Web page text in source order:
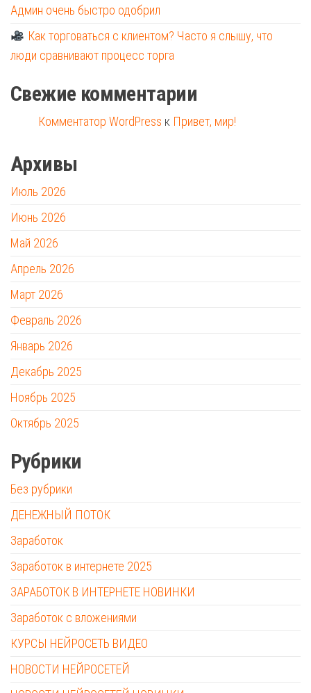
Админ очень быстро одобрил
Как торговаться с клиентом? Часто я слышу, что
люди сравнивают процесс торга
Свежие комментарии
Комментатор WordPress к Привет, мир!
Архивы
Июль 2026
Июнь 2026
Май 2026
Апрель 2026
Март 2026
Февраль 2026
Январь 2026
Декабрь 2025
Ноябрь 2025
Октябрь 2025
Рубрики
Без рубрики
ДЕНЕЖНЫЙ ПОТОК
Заработок
Заработок в интернете 2025
ЗАРАБОТОК В ИНТЕРНЕТЕ НОВИНКИ
Заработок с вложениями
КУРСЫ НЕЙРОСЕТЬ ВИДЕО
НОВОСТИ НЕЙРОСЕТЕЙ